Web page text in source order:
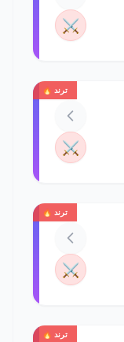
⚔️
ترند 🔥
⚔️
ترند 🔥
⚔️
ترند 🔥